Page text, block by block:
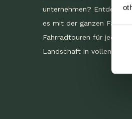
unternehmen? Entdecken
es mit der ganzen
Fahrradtouren für jedes
Landschaft in vollen